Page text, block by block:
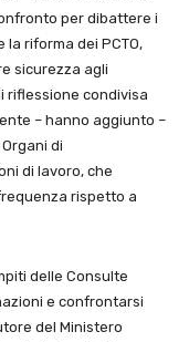
per dibattere i
riforma dei PCTO,
sicurezza agli
riflessione condivisa
– hanno aggiunto –
di
di lavoro, che
rispetto a
delle Consulte
e confrontarsi
del Ministero